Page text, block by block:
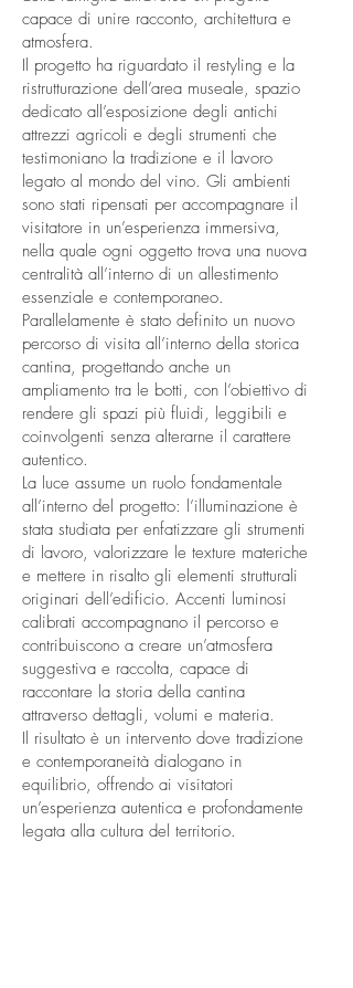
capace di unire racconto, architettura e
atmosfera.
Il progetto ha riguardato il restyling e la
ristrutturazione dell’area museale, spazio
dedicato all’esposizione degli antichi
attrezzi agricoli e degli strumenti che
testimoniano la tradizione e il lavoro
legato al mondo del vino. Gli ambienti
sono stati ripensati per accompagnare il
visitatore in un’esperienza immersiva,
nella quale ogni oggetto trova una nuova
centralità all’interno di un allestimento
essenziale e contemporaneo.
Parallelamente è stato definito un nuovo
percorso di visita all’interno della storica
cantina, progettando anche un
ampliamento tra le botti, con l’obiettivo di
rendere gli spazi più fluidi, leggibili e
coinvolgenti senza alterarne il carattere
autentico.
La luce assume un ruolo fondamentale
all’interno del progetto: l’illuminazione è
stata studiata per enfatizzare gli strumenti
di lavoro, valorizzare le texture materiche
e mettere in risalto gli elementi strutturali
originari dell’edificio. Accenti luminosi
calibrati accompagnano il percorso e
contribuiscono a creare un’atmosfera
suggestiva e raccolta, capace di
raccontare la storia della cantina
attraverso dettagli, volumi e materia.
Il risultato è un intervento dove tradizione
e contemporaneità dialogano in
equilibrio, offrendo ai visitatori
un’esperienza autentica e profondamente
legata alla cultura del territorio.